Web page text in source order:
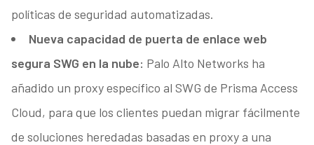
políticas de seguridad automatizadas.
Nueva capacidad de puerta de enlace web
segura SWG en la nube: Palo Alto Networks ha
añadido un proxy específico al SWG de Prisma Access
Cloud, para que los clientes puedan migrar fácilmente
de soluciones heredadas basadas en proxy a una